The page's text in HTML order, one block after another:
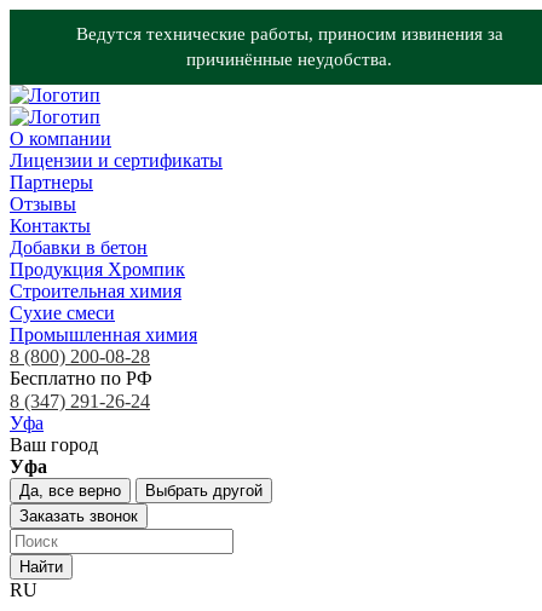
Ведутся технические работы, приносим извинения за
причинённые неудобства.
О компании
Лицензии и сертификаты
Партнеры
Отзывы
Контакты
Добавки в бетон
Продукция Хромпик
Строительная химия
Сухие смеси
Промышленная химия
8 (800) 200-08-28
Бесплатно по РФ
8 (347) 291-26-24
Уфа
Ваш город
Уфа
Да, все верно
Выбрать другой
Заказать звонок
Найти
RU